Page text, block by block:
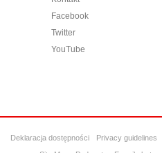
Facebook
Twitter
YouTube
Deklaracja dostępności Privacy guidelines